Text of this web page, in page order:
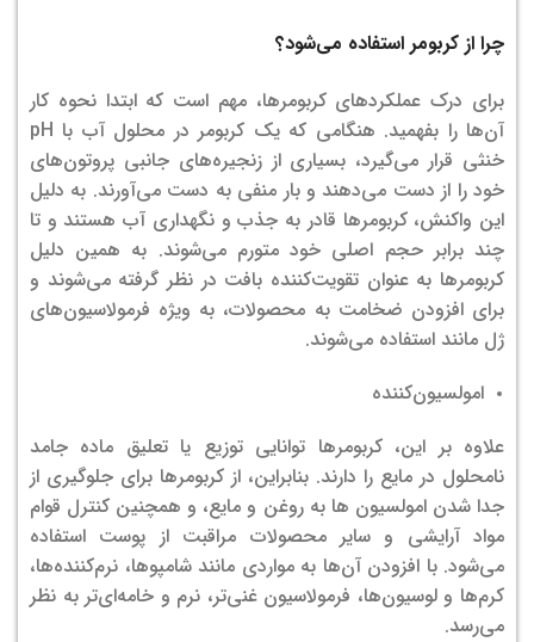
چرا از کربومر استفاده می‌شود؟
برای درک عملکردهای کربومرها، مهم است که ابتدا نحوه کار
آن‌ها را بفهمید. هنگامی که یک کربومر در محلول آب با pH
خنثی قرار می‌گیرد، بسیاری از زنجیره‌های جانبی پروتون‌های
خود را از دست می‌دهند و بار منفی به دست می‌آورند. به دلیل
این واکنش، کربومرها قادر به جذب و نگهداری آب هستند و تا
چند برابر حجم اصلی خود متورم می‌شوند. به همین دلیل
کربومرها به عنوان تقویت‌کننده بافت در نظر گرفته می‌شوند و
برای افزودن ضخامت به محصولات، به ویژه فرمولاسیون‌های
ژل مانند استفاده می‌شوند.
امولسیون‌کننده
علاوه بر این، کربومرها توانایی توزیع یا تعلیق ماده جامد
نامحلول در مایع را دارند. بنابراین، از کربومرها برای جلوگیری از
جدا شدن امولسیون ها به روغن و مایع، و همچنین کنترل قوام
مواد آرایشی و سایر محصولات مراقبت از پوست استفاده
می‌شود. با افزودن آن‌ها به ​​مواردی مانند شامپوها، نرم‌کننده‌ها،
کرم‌ها و لوسیون‌ها، فرمولاسیون غنی‌تر، نرم و خامه‌ای‌تر به نظر
می‌رسد.